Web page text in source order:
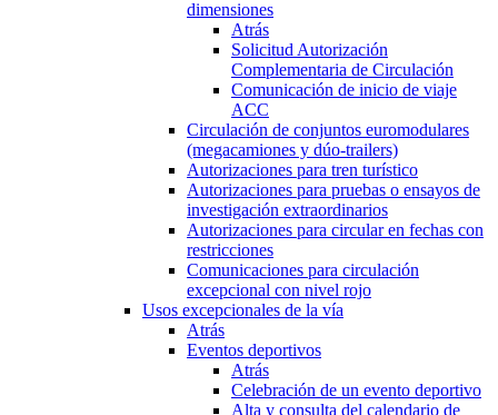
dimensiones
Atrás
Solicitud Autorización
Complementaria de Circulación
Comunicación de inicio de viaje
ACC
Circulación de conjuntos euromodulares
(megacamiones y dúo-trailers)
Autorizaciones para tren turístico
Autorizaciones para pruebas o ensayos de
investigación extraordinarios
Autorizaciones para circular en fechas con
restricciones
Comunicaciones para circulación
excepcional con nivel rojo
Usos excepcionales de la vía
Atrás
Eventos deportivos
Atrás
Celebración de un evento deportivo
Alta y consulta del calendario de